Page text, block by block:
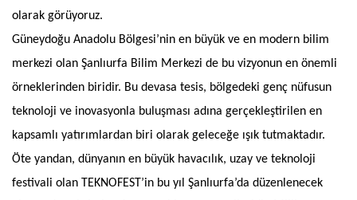
olarak görüyoruz.
Güneydoğu Anadolu Bölgesi’nin en büyük ve en modern bilim
merkezi olan Şanlıurfa Bilim Merkezi de bu vizyonun en önemli
örneklerinden biridir. Bu devasa tesis, bölgedeki genç nüfusun
teknoloji ve inovasyonla buluşması adına gerçekleştirilen en
kapsamlı yatırımlardan biri olarak geleceğe ışık tutmaktadır.
Öte yandan, dünyanın en büyük havacılık, uzay ve teknoloji
festivali olan TEKNOFEST’in bu yıl Şanlıurfa’da düzenlenecek